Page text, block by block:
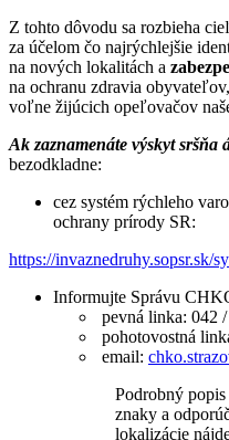
Z tohto dôvodu sa rozbieha
za účelom čo najrýchlejšie
na nových lokalitách a
na ochranu zdravia
voľne žijúcich opeľovačov
Ak zaznamenáte výskyt sršňa
bezodkladne:
cez systém rýchleho
ochrany prírody SR:
https://invaznedruhy.sopsr.sk/
Informujte Správu
pevná linka: 042
pohotovostná
email:
Podrobný
znaky a
lokalizácie